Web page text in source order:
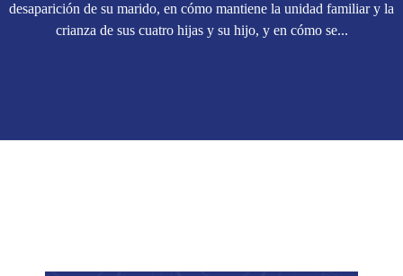
desaparición de su marido, en cómo mantiene la unidad familiar y la
crianza de sus cuatro hijas y su hijo, y en cómo se...